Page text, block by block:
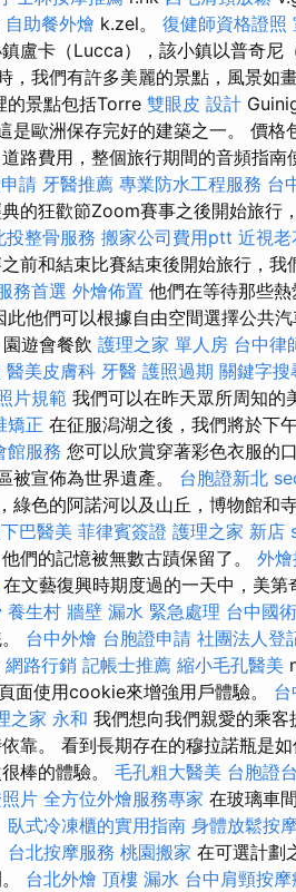
自助餐外燴 k.zel。 復健師資格證照
盧卡（Lucca），該小鎮以普奇尼
，我們有許多美麗的景點，風景如
的景點包括Torre 雙眼皮 設計
是歐洲保存完好的建築之一。 價
路費用，整個旅行期間的音頻指南
請 牙醫推薦 專業防水工程服務 台
的狂歡節Zoom賽事之後開始旅行
投整骨服務 搬家公司費用ptt 近視老
前和結束比賽結束後開始旅行，
務首選 外燴佈置 他們在等待那些
他們可以根據自由空間選擇公共
遊會餐飲 護理之家 單人房 台中律
醫美皮膚科 牙醫 護照過期 關鍵字搜
片規範 我們可以在昨天眾所周知的
矯正 在征服潟湖之後，我們將於下
館服務 您可以欣賞穿著彩色衣服的
被宣佈為世界遺產。 台胞證新北
綠色的阿諾河以及山丘，博物館和
巴醫美 菲律賓簽證 護理之家 新店
們的記憶被無數古蹟保留了。 外
在文藝復興時期度過的一天中，美第
養生村 牆壁 漏水 緊急處理 台中國
台中外燴 台胞證申請 社團法人登
網路行銷 記帳士推薦 縮小毛孔醫美
面使用cookie來增強用戶體驗。
之家 永和 我們想向我們親愛的乘
靠。 看到長期存在的穆拉諾瓶是
棒的體驗。 毛孔粗大醫美 台胞證
片 全方位外燴服務專家 在玻璃車
臥式冷凍櫃的實用指南 身體放鬆按
台北按摩服務 桃園搬家 在可選計劃
台北外燴 頂樓 漏水 台中肩頸按摩